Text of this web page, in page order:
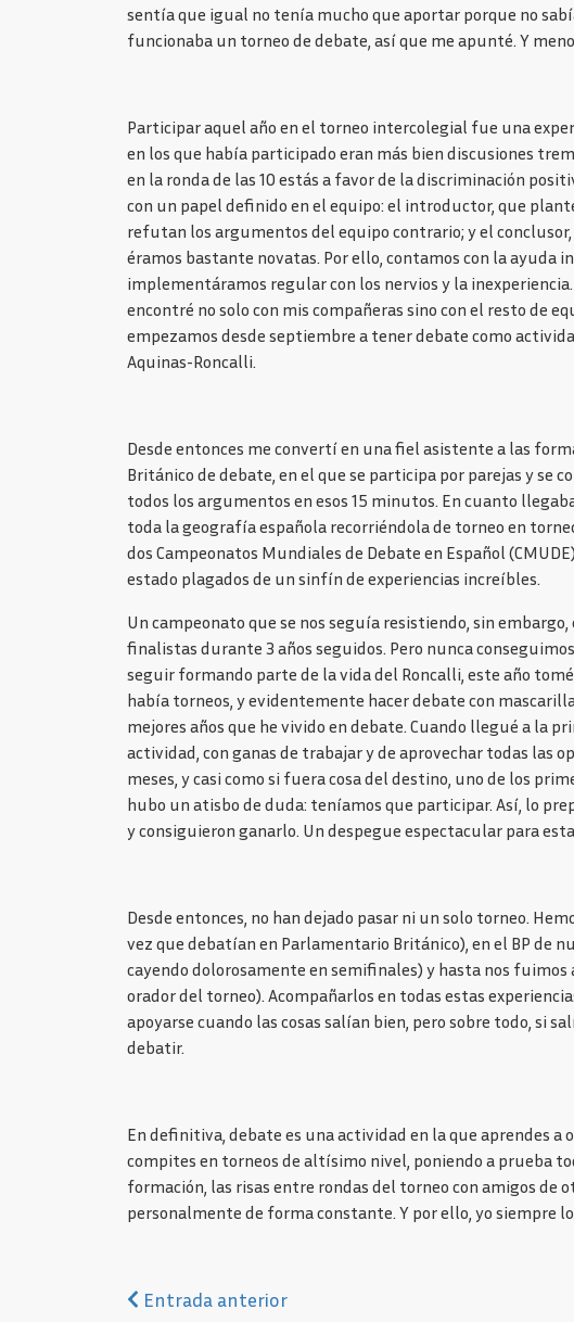
sentía que igual no tenía mucho que aportar porque no
funcionaba un torneo de debate, así que me apunté. Y
Participar aquel año en el torneo intercolegial fue una
en los que había participado eran más bien discusiones
en la ronda de las 10 estás a favor de la discriminación
con un papel definido en el equipo: el introductor, que
refutan los argumentos del equipo contrario; y el
éramos bastante novatas. Por ello, contamos con la
implementáramos regular con los nervios y la
encontré no solo con mis compañeras sino con el resto de
empezamos desde septiembre a tener debate como
Aquinas-Roncalli.
Desde entonces me convertí en una fiel asistente a las
Británico de debate, en el que se participa por parejas y se
todos los argumentos en esos 15 minutos. En cuanto
toda la geografía española recorriéndola de torneo en
dos Campeonatos Mundiales de Debate en Español
estado plagados de un sinfín de experiencias increíbles.
Un campeonato que se nos seguía resistiendo, sin
finalistas durante 3 años seguidos. Pero nunca
seguir formando parte de la vida del Roncalli, este año
había torneos, y evidentemente hacer debate con
mejores años que he vivido en debate. Cuando llegué a la
actividad, con ganas de trabajar y de aprovechar todas las
meses, y casi como si fuera cosa del destino, uno de los
hubo un atisbo de duda: teníamos que participar. Así, lo
y consiguieron ganarlo. Un despegue espectacular para
Desde entonces, no han dejado pasar ni un solo torneo.
vez que debatían en Parlamentario Británico), en el BP de
cayendo dolorosamente en semifinales) y hasta nos fuimos
orador del torneo). Acompañarlos en todas estas
apoyarse cuando las cosas salían bien, pero sobre todo, si
debatir.
En definitiva, debate es una actividad en la que aprendes
compites en torneos de altísimo nivel, poniendo a prueba
formación, las risas entre rondas del torneo con amigos de
personalmente de forma constante. Y por ello, yo siempre
Anterior
Entrada anterior